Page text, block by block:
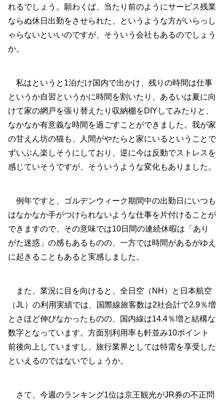
れるでしょう。願わくば、当たり前のようにサービス残業
ならぬ休日出勤をさせられた、というような方がいらっし
ゃらないといいのですが、そういう会社もあるのでしょう
か。
私はというと1泊だけ国内で出かけ、残りの時間は仕事
というか自習というかに時間を割いたり、あるいは夏に向
けて家の網戸を張り替えたり収納棚をDIYしてみたりと、
なかなか有意義な時間を過ごすことができました。我が家
の甘えん坊の猫も、人間がやたらと家にいるということで
ずいぶん楽しそうにしており、逆に今は反動でストレスを
感じていそうですが、そういうような変化もありました。
例年ですと、ゴルデンウィーク期間中の出勤日にいつも
はなかなか手がつけられないような仕事を片付けることが
できますので、その意味では10日間の連続休暇は「あり
がた迷惑」の感もあるものの、一方では時間があるがゆえ
に起きることもあると実感しました。
また、業況に目を向けると、全日空（NH）と日本航空
（JL）の利用実績では、国際線旅客数は2社合計で2.9％増
とさほど伸びなかったものの、国内線は14.4％増と結構な
数字となっています。方面別利用率も軒並み10ポイント
前後向上していますし、旅行業界としては特需を享受した
といえるのではないでしょうか。
さて、今週のランキング1位は京王観光がJR券の不正問